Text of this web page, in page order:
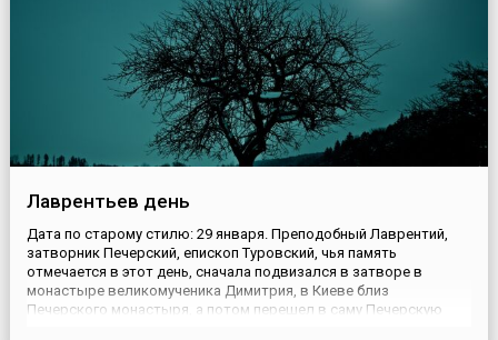
Лаврентьев день
Дата по старому стилю: 29 января. Преподобный Лаврентий,
затворник Печерский, епископ Туровский, чья память
отмечается в этот день, сначала подвизался в затворе в
монастыре великомученика Димитрия, в Киеве близ
Печерского монастыря, а потом перешел в саму Печерскую